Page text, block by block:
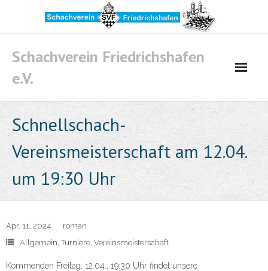
content
Schachverein Friedrichshafen
e.V.
Schnellschach-
Vereinsmeisterschaft am 12.04.
um 19:30 Uhr
Apr. 11, 2024
roman
Allgemein,Turniere, Vereinsmeisterschaft
Kommenden Freitag, 12.04., 19:30 Uhr findet unsere